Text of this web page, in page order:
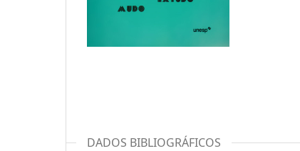
DADOS BIBLIOGRÁFICOS